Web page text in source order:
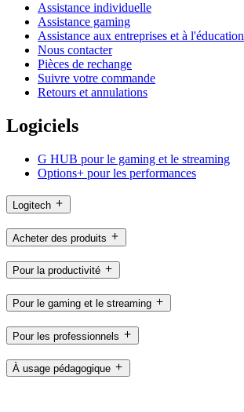
Assistance individuelle
Assistance gaming
Assistance aux entreprises et à l'éducation
Nous contacter
Pièces de rechange
Suivre votre commande
Retours et annulations
Logiciels
G HUB pour le gaming et le streaming
Options+ pour les performances
Logitech
Acheter des produits
Pour la productivité
Pour le gaming et le streaming
Pour les professionnels
À usage pédagogique